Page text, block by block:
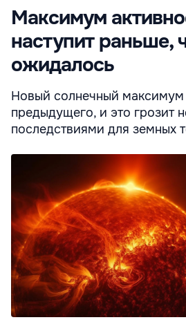
Максимум
наступит раньше,
ожидалось
Новый солнечный максимум
предыдущего, и это грозит
последствиями для земных